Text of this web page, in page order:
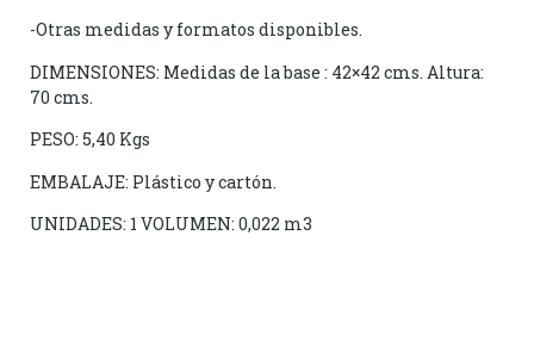
-Otras medidas y formatos disponibles.
DIMENSIONES: Medidas de la base : 42×42 cms. Altura:
70 cms.
PESO: 5,40 Kgs
EMBALAJE: Plástico y cartón.
UNIDADES: 1 VOLUMEN: 0,022 m3